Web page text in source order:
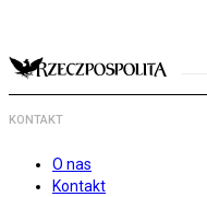
KONTAKT
O nas
Kontakt